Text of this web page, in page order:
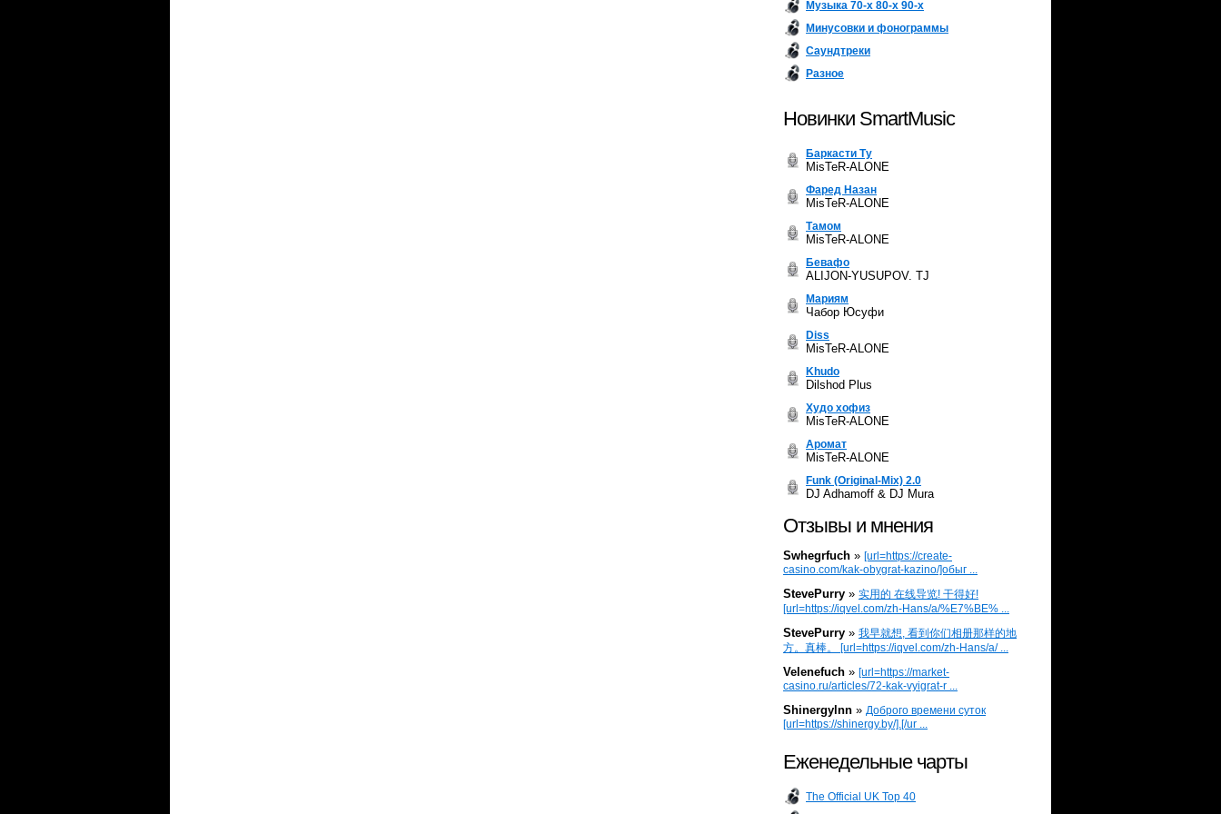
Музыка 70-х 80-х 90-х
Минусовки и фонограммы
Саундтреки
Разное
Новинки SmartMusic
Баркасти Ту
MisTeR-ALONE
Фаред Назан
MisTeR-ALONE
Тамом
MisTeR-ALONE
Бевафо
ALIJON-YUSUPOV. TJ
Мариям
Чабор Юсуфи
Diss
MisTeR-ALONE
Khudo
Dilshod Plus
Худо хофиз
MisTeR-ALONE
Аромат
MisTeR-ALONE
Funk (Original-Mix) 2.0
DJ Adhamoff & DJ Mura
Отзывы и мнения
Swhegrfuch » [url=https://create-
casino.com/kak-obygrat-kazino/]обыг ...
StevePurry » 实用的 在线导览! 干得好!
[url=https://iqvel.com/zh-Hans/a/%E7%BE% ...
StevePurry » 我早就想, 看到你们相册那样的地
方。真棒。 [url=https://iqvel.com/zh-Hans/a/ ...
Velenefuch » [url=https://market-
casino.ru/articles/72-kak-vyigrat-r ...
Shinergylnn » Доброго времени суток
[url=https://shinergy.by/].[/ur ...
Еженедельные чарты
The Official UK Top 40